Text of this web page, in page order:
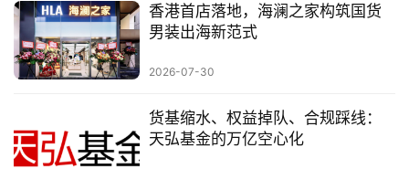
香港首店落地，海澜之家构筑国货
男装出海新范式
2026-07-30
货基缩水、权益掉队、合规踩线：
天弘基金的万亿空心化